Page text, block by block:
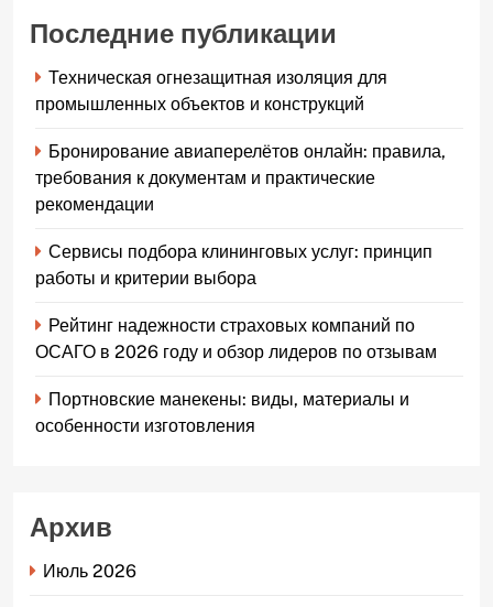
Последние публикации
Техническая огнезащитная изоляция для
промышленных объектов и конструкций
Бронирование авиаперелётов онлайн: правила,
требования к документам и практические
рекомендации
Сервисы подбора клининговых услуг: принцип
работы и критерии выбора
Рейтинг надежности страховых компаний по
ОСАГО в 2026 году и обзор лидеров по отзывам
Портновские манекены: виды, материалы и
особенности изготовления
Архив
Июль 2026